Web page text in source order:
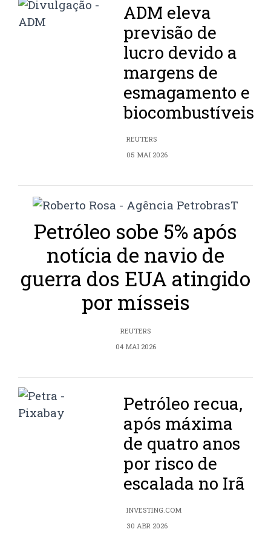
ADM eleva
previsão de
lucro devido a
margens de
esmagamento e
biocombustíveis
REUTERS
05 MAI 2026
Petróleo sobe 5% após
notícia de navio de
guerra dos EUA atingido
por mísseis
REUTERS
04 MAI 2026
Petróleo recua,
após máxima
de quatro anos
por risco de
escalada no Irã
INVESTING.COM
30 ABR 2026